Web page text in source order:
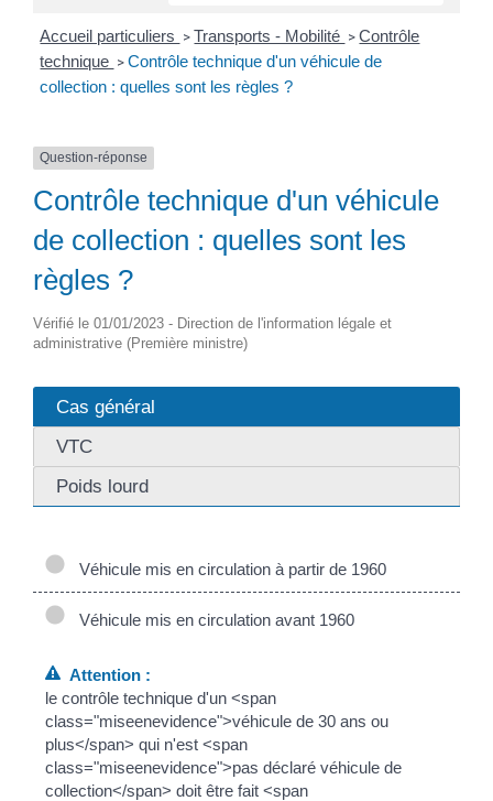
Accueil particuliers > Transports - Mobilité > Contrôle
technique > Contrôle technique d'un véhicule de
collection : quelles sont les règles ?
Question-réponse
Contrôle technique d'un véhicule
de collection : quelles sont les
règles ?
Vérifié le 01/01/2023 - Direction de l'information légale et
administrative (Première ministre)
Cas général
VTC
Poids lourd
Véhicule mis en circulation à partir de 1960
Véhicule mis en circulation avant 1960
Attention :
le contrôle technique d'un <span
class="miseenevidence">véhicule de 30 ans ou
plus</span> qui n'est <span
class="miseenevidence">pas déclaré véhicule de
collection</span> doit être fait <span